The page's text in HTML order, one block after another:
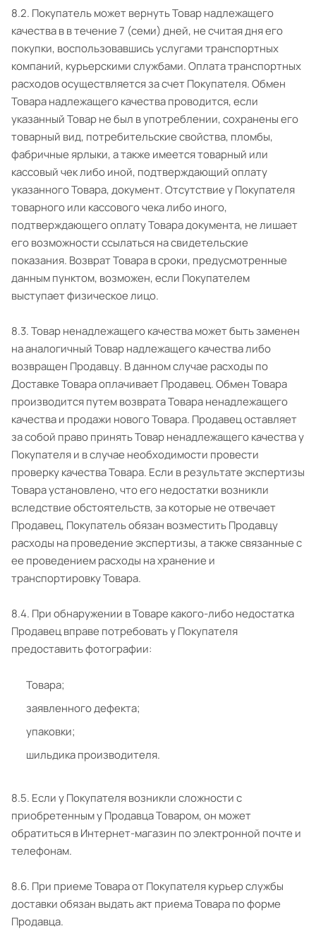
8.2. Покупатель может вернуть Товар надлежащего
качества в в течение 7 (семи) дней, не считая дня его
покупки, воспользовавшись услугами транспортных
компаний, курьерскими службами. Оплата транспортных
расходов осуществляется за счет Покупателя. Обмен
Товара надлежащего качества проводится, если
указанный Товар не был в употреблении, сохранены его
товарный вид, потребительские свойства, пломбы,
фабричные ярлыки, а также имеется товарный или
кассовый чек либо иной, подтверждающий оплату
указанного Товара, документ. Отсутствие у Покупателя
товарного или кассового чека либо иного,
подтверждающего оплату Товара документа, не лишает
его возможности ссылаться на свидетельские
показания. Возврат Товара в сроки, предусмотренные
данным пунктом, возможен, если Покупателем
выступает физическое лицо.
8.3. Товар ненадлежащего качества может быть заменен
на аналогичный Товар надлежащего качества либо
возвращен Продавцу. В данном случае расходы по
Доставке Товара оплачивает Продавец. Обмен Товара
производится путем возврата Товара ненадлежащего
качества и продажи нового Товара. Продавец оставляет
за собой право принять Товар ненадлежащего качества у
Покупателя и в случае необходимости провести
проверку качества Товара. Если в результате экспертизы
Товара установлено, что его недостатки возникли
вследствие обстоятельств, за которые не отвечает
Продавец, Покупатель обязан возместить Продавцу
расходы на проведение экспертизы, а также связанные с
ее проведением расходы на хранение и
транспортировку Товара.
8.4. При обнаружении в Товаре какого-либо недостатка
Продавец вправе потребовать у Покупателя
предоставить фотографии:
Товара;
заявленного дефекта;
упаковки;
шильдика производителя.
8.5. Если у Покупателя возникли сложности с
приобретенным у Продавца Товаром, он может
обратиться в Интернет-магазин по электронной почте и
телефонам.
8.6. При приеме Товара от Покупателя курьер службы
доставки обязан выдать акт приема Товара по форме
Продавца.